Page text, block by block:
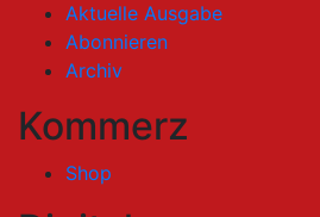
Aktuelle Ausgabe
Abonnieren
Archiv
Kommerz
Shop